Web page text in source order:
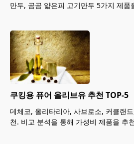
만두, 곰곰 얇은피 고기만두 5가지 제품
쿠킹용 퓨어 올리브유 추천 TOP-5
데체코, 올리타리아, 사브로소, 커클랜
천. 비교 분석을 통해 가성비 제품을 추